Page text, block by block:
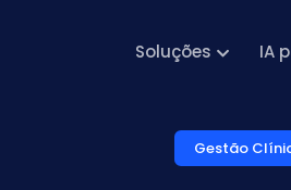
Soluções IA
Gestão